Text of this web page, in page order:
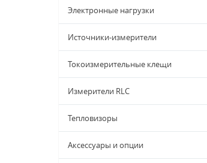
Электронные нагрузки
Источники-измерители
Токоизмерительные клещи
Измерители RLC
Тепловизоры
Аксессуары и опции